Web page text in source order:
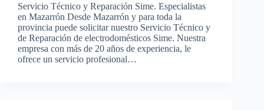
Servicio Técnico y Reparación Sime. Especialistas
en Mazarrón Desde Mazarrón y para toda la
provincia puede solicitar nuestro Servicio Técnico y
de Reparación de electrodomésticos Sime. Nuestra
empresa con más de 20 años de experiencia, le
ofrece un servicio profesional…